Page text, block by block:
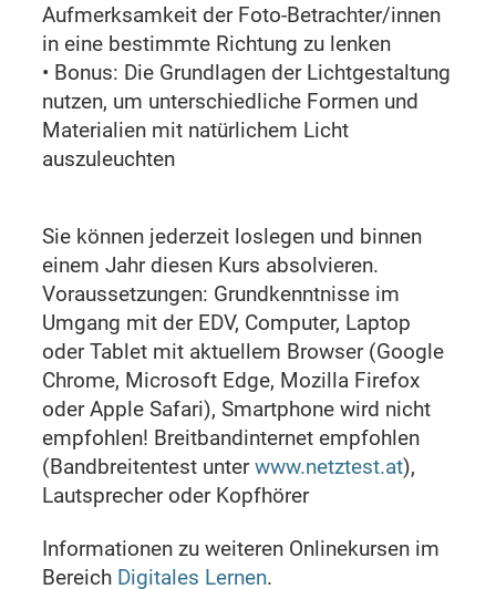
Aufmerksamkeit der Foto-Betrachter/innen
in eine bestimmte Richtung zu lenken
• Bonus: Die Grundlagen der Lichtgestaltung
nutzen, um unterschiedliche Formen und
Materialien mit natürlichem Licht
auszuleuchten
Sie können jederzeit loslegen und binnen
einem Jahr diesen Kurs absolvieren.
Voraussetzungen: Grundkenntnisse im
Umgang mit der EDV, Computer, Laptop
oder Tablet mit aktuellem Browser (Google
Chrome, Microsoft Edge, Mozilla Firefox
oder Apple Safari), Smartphone wird nicht
empfohlen! Breitbandinternet empfohlen
(Bandbreitentest unterwww.netztest.at),
Lautsprecher oder Kopfhörer
Informationen zu weiteren Onlinekursen im
Bereich Digitales Lernen.